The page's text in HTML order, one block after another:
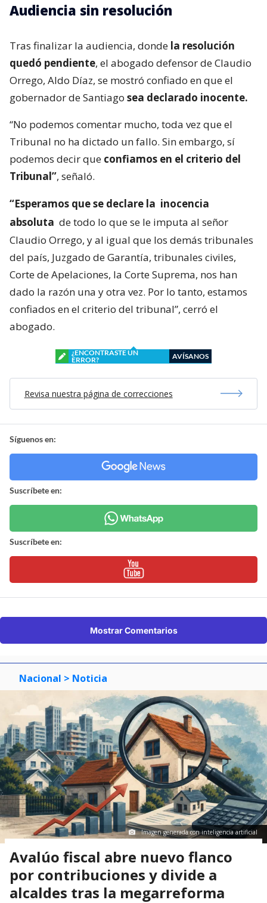
Audiencia sin resolución
Tras finalizar la audiencia, donde la resolución
quedó pendiente, el abogado defensor de Claudio
Orrego, Aldo Díaz, se mostró confiado en que el
gobernador de Santiago sea declarado inocente.
“No podemos comentar mucho, toda vez que el
Tribunal no ha dictado un fallo. Sin embargo, sí
podemos decir que confiamos en el criterio del
Tribunal”, señaló.
“Esperamos que se declare la inocencia
absoluta de todo lo que se le imputa al señor
Claudio Orrego, y al igual que los demás tribunales
del país, Juzgado de Garantía, tribunales civiles,
Corte de Apelaciones, la Corte Suprema, nos han
dado la razón una y otra vez. Por lo tanto, estamos
confiados en el criterio del tribunal”, cerró el
abogado.
¿ENCONTRASTE UN
ERROR?
AVÍSANOS
Revisa nuestra página de correcciones
Síguenos en:
Suscríbete en:
Suscríbete en:
Mostrar Comentarios
Nacional > Noticia
Imagen generada con inteligencia artificial
Avalúo fiscal abre nuevo flanco
por contribuciones y divide a
alcaldes tras la megarreforma